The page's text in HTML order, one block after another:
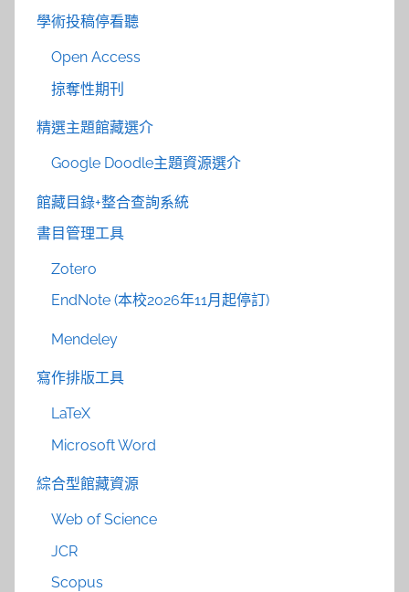
學術投稿停看聽
Open Access
掠奪性期刊
精選主題館藏選介
Google Doodle主題資源選介
館藏目錄+整合查詢系統
書目管理工具
Zotero
EndNote (本校2026年11月起停訂)
Mendeley
寫作排版工具
LaTeX
Microsoft Word
綜合型館藏資源
Web of Science
JCR
Scopus